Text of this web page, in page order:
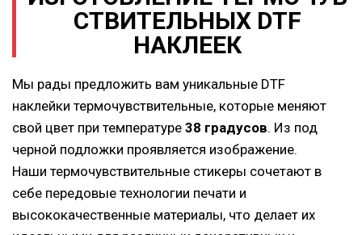
СТВИТЕЛЬНЫХ DTF
НАКЛЕЕК
Мы рады предложить вам уникальные DTF
наклейки термочувствительные, которые меняют
свой цвет при температуре 38 градусов. Из под
черной подложки проявляется изображение.
Наши термочувствительные стикеры сочетают в
себе передовые технологии печати и
высококачественные материалы, что делает их